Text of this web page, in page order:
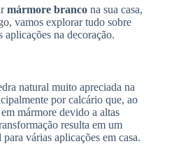
mármore branco na sua casa,
vamos explorar tudo sobre
aplicações na decoração.
natural muito apreciada na
por calcário que, ao
mármore devido a altas
resulta em um
várias aplicações em casa.